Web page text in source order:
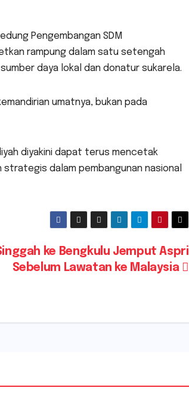
Pengembangan SDM
rampung dalam satu setengah
daya lokal dan donatur sukarela.
umatnya, bukan pada
diyakini dapat terus mencetak
dalam pembangunan nasional
ke Bengkulu Jemput Aspri
Sebelum Lawatan ke Malaysia